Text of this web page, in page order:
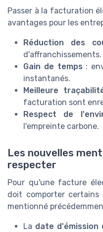
Passer à la facturation
avantages pour les
Réduction des
d'affranchissements.
Gain de temps :
instantanés.
Meilleure
facturation sont
Respect de
l'empreinte carbone.
Les nouvelles
respecter
Pour qu'une facture
doit comporter certains
mentionné
La date